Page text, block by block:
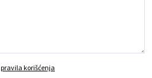
pravila korišćenja